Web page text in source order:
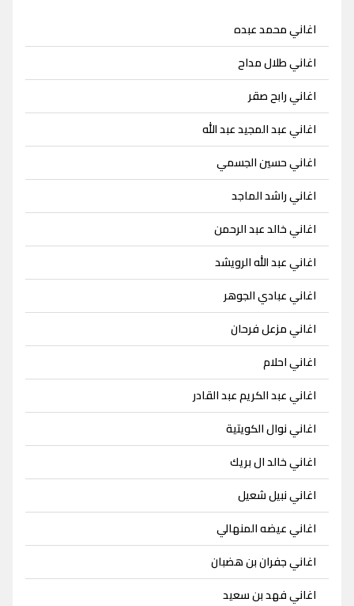
اغاني محمد عبده
اغاني طلال مداح
اغاني رابح صقر
اغاني عبد المجيد عبد الله
اغاني حسين الجسمي
اغاني راشد الماجد
اغاني خالد عبد الرحمن
اغاني عبد الله الرويشد
اغاني عبادي الجوهر
اغاني مزعل فرحان
اغاني احلام
اغاني عبد الكريم عبد القادر
اغاني نوال الكويتية
اغاني خالد ال بريك
اغاني نبيل شعيل
اغاني عيضه المنهالي
اغاني جفران بن هضبان
اغاني فهد بن سعيد